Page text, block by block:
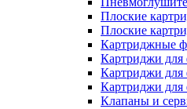
Плоские
Плоские
Картриджные
Картриджи для
Картриджи для
Картриджи для
Клапаны и